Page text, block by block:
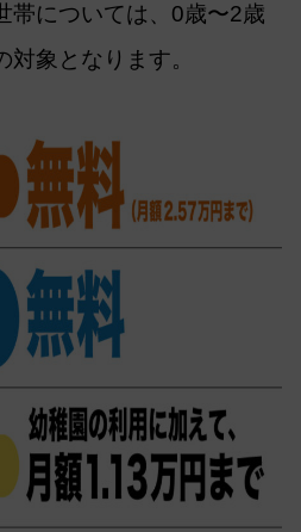
帯については、0歳〜2歳
対象となります。